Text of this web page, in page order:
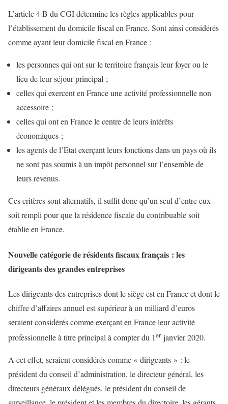
L’article 4 B du CGI détermine les règles applicables pour
l’établissement du domicile fiscal en France. Sont ainsi considérés
comme ayant leur domicile fiscal en France :
les personnes qui ont sur le territoire français leur foyer ou le
lieu de leur séjour principal ;
celles qui exercent en France une activité professionnelle non
accessoire ;
celles qui ont en France le centre de leurs intérêts
économiques ;
les agents de l’Etat exerçant leurs fonctions dans un pays où ils
ne sont pas soumis à un impôt personnel sur l’ensemble de
leurs revenus.
Ces critères sont alternatifs, il suffit donc qu’un seul d’entre eux
soit rempli pour que la résidence fiscale du contribuable soit
établie en France.
Nouvelle catégorie de résidents fiscaux français : les
dirigeants des grandes entreprises
Les dirigeants des entreprises dont le siège est en France et dont le
chiffre d’affaires annuel est supérieur à un milliard d’euros
seraient considérés comme exerçant en France leur activité
professionnelle à titre principal à compter du 1erjanvier 2020.
A cet effet, seraient considérés comme « dirigeants » : le
président du conseil d’administration, le directeur général, les
directeurs généraux délégués, le président du conseil de